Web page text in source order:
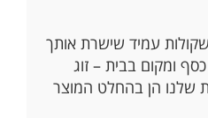
עמיד שישרת אותך
ומקום בבית – זוג
שלנו הן בהחלט המוצר